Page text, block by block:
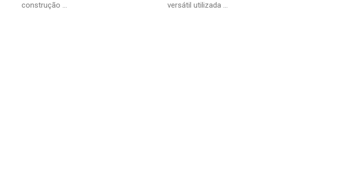
construção ...
versátil utilizada ...